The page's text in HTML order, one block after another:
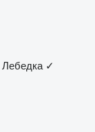
Лебедка ✓